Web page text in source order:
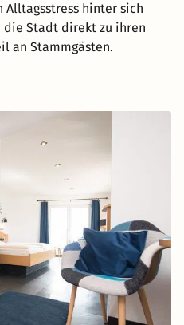
Alltagsstress hinter sich
die Stadt direkt zu ihren
an Stammgästen.